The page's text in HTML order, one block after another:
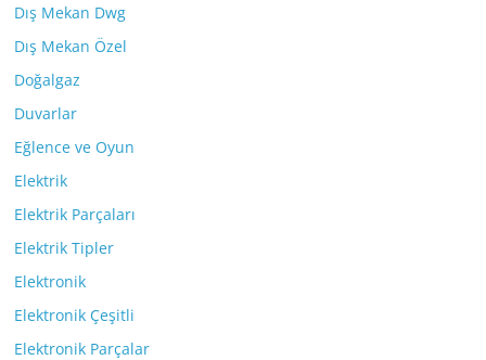
Dış Mekan Dwg
Dış Mekan Özel
Doğalgaz
Duvarlar
Eğlence ve Oyun
Elektrik
Elektrik Parçaları
Elektrik Tipler
Elektronik
Elektronik Çeşitli
Elektronik Parçalar